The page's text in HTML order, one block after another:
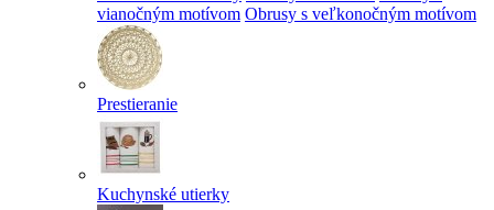
vianočným motívom Obrusy s veľkonočným motívom
Prestieranie
Kuchynské utierky